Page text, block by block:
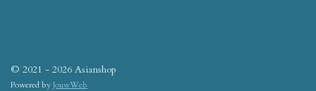
© 2021 - 2026 Asianshop
Powered byJouwWeb